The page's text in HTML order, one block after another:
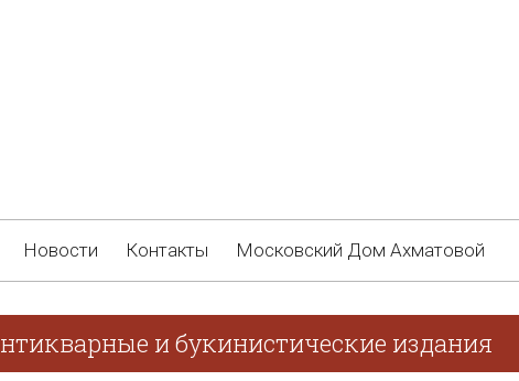
Новости Контакты Московский Дом Ахматовой
и букинистические издания